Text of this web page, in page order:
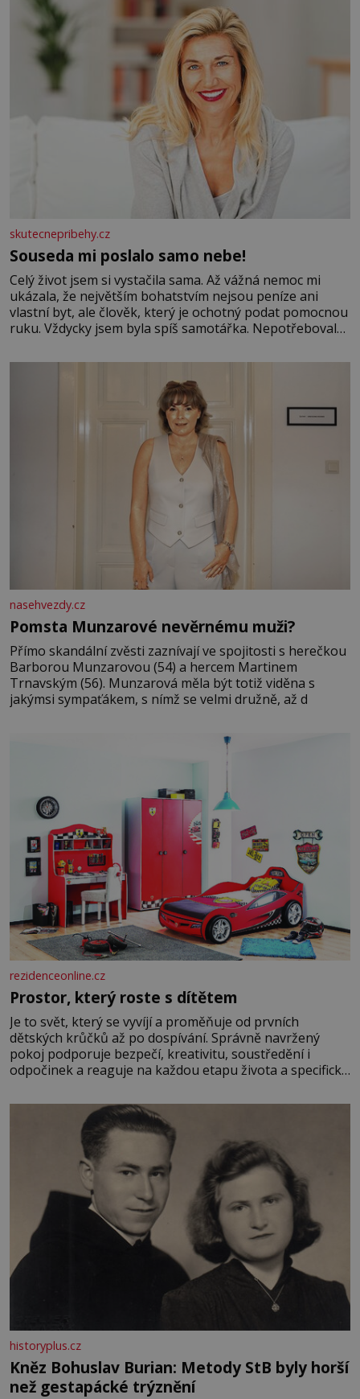
Velkých Losinách nebo v termálním
skutecnepribehy.cz
Souseda mi poslalo samo nebe!
Celý život jsem si vystačila sama. Až vážná nemoc mi
ukázala, že největším bohatstvím nejsou peníze ani
vlastní byt, ale člověk, který je ochotný podat pomocnou
ruku. Vždycky jsem byla spíš samotářka. Nepotřebovala
mi knihy, práce a hlavně klid. Hned po studiích jsem
nasehvezdy.cz
Pomsta Munzarové nevěrnému muži?
Přímo skandální zvěsti zaznívají ve spojitosti s herečkou
Barborou Munzarovou (54) a hercem Martinem
Trnavským (56). Munzarová měla být totiž viděna s
jakýmsi sympaťákem, s nímž se velmi družně, až d
rezidenceonline.cz
Prostor, který roste s dítětem
Je to svět, který se vyvíjí a proměňuje od prvních
dětských krůčků až po dospívání. Správně navržený
pokoj podporuje bezpečí, kreativitu, soustředění i
odpočinek a reaguje na každou etapu života a specifické
měkkost a bezpečí, proto by pokoj miminka měl působit
především klidně a útulně. Předškolní věk je
historyplus.cz
Kněz Bohuslav Burian: Metody StB byly horší
než gestapácké trýznění